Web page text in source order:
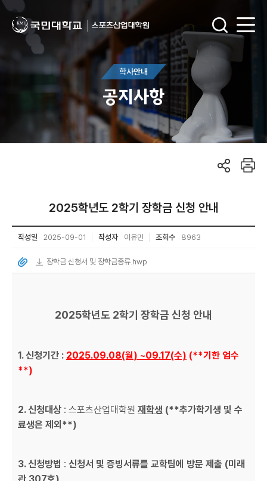
학사안내
공지사항
2025학년도 2학기 장학금 신청 안내
작성일 2025-09-01 작성자 이유민 조회수 8963
장학금 신청서 및 장학금종류.hwp
2025학년도 2학기 장학금 신청 안내
1. 신청기간 : 2025.09.08(월) ~09.17(수) (**기한 엄수
**)
2. 신청대상 : 스포츠산업대학원 재학생 (**추가학기생 및 수
료생은 제외**)
3. 신청방법 : 신청서 및 증빙서류를 교학팀에 방문 제출 (미래